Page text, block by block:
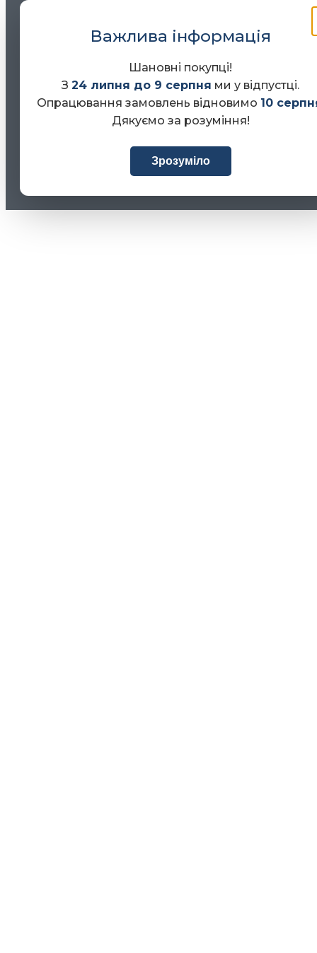
Важлива інформація
Шановні покупці!
З24 липня до 9 серпня ми у відпустці.
Опрацювання замовлень відновимо 10
Дякуємо за розуміння!
Зрозуміло